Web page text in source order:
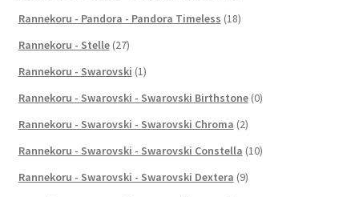
Rannekoru - Pandora - Pandora Timeless (18)
Rannekoru - Stelle (27)
Rannekoru - Swarovski (1)
Rannekoru - Swarovski - Swarovski Birthstone (0)
Rannekoru - Swarovski - Swarovski Chroma (2)
Rannekoru - Swarovski - Swarovski Constella (10)
Rannekoru - Swarovski - Swarovski Dextera (9)